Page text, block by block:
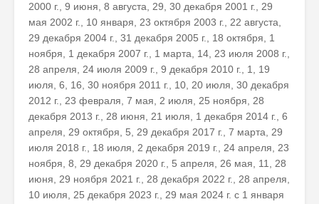
2000 г., 9 июня, 8 августа, 29, 30 декабря 2001 г., 29
мая 2002 г., 10 января, 23 октября 2003 г., 22 августа,
29 декабря 2004 г., 31 декабря 2005 г., 18 октября, 1
ноября, 1 декабря 2007 г., 1 марта, 14, 23 июля 2008 г.,
28 апреля, 24 июля 2009 г., 9 декабря 2010 г., 1, 19
июля, 6, 16, 30 ноября 2011 г., 10, 20 июля, 30 декабря
2012 г., 23 февраля, 7 мая, 2 июля, 25 ноября, 28
декабря 2013 г., 28 июня, 21 июля, 1 декабря 2014 г., 6
апреля, 29 октября, 5, 29 декабря 2017 г., 7 марта, 29
июля 2018 г., 18 июля, 2 декабря 2019 г., 24 апреля, 23
ноября, 8, 29 декабря 2020 г., 5 апреля, 26 мая, 11, 28
июня, 29 ноября 2021 г., 28 декабря 2022 г., 28 апреля,
10 июля, 25 декабря 2023 г., 29 мая 2024 г. с 1 января